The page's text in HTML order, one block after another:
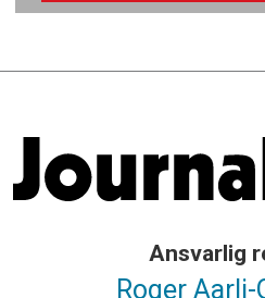
Ansvarlig
Roger